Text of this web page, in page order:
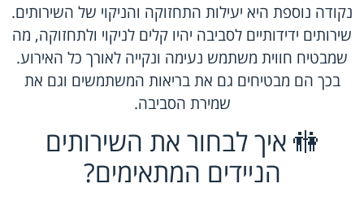
נקודה נוספת היא יעילות התחזוקה והניקוי של השירותים.
שירותים ידידותיים לסביבה יהיו קלים לניקוי ולתחזוקה, מה
שמבטיח חווית משתמש נעימה ונקייה לאורך כל האירוע.
בכך הם מבטיחים גם את בריאות המשתמשים וגם את
שמירת הסביבה.
🚻 איך לבחור את השירותים
הניידים המתאימים?